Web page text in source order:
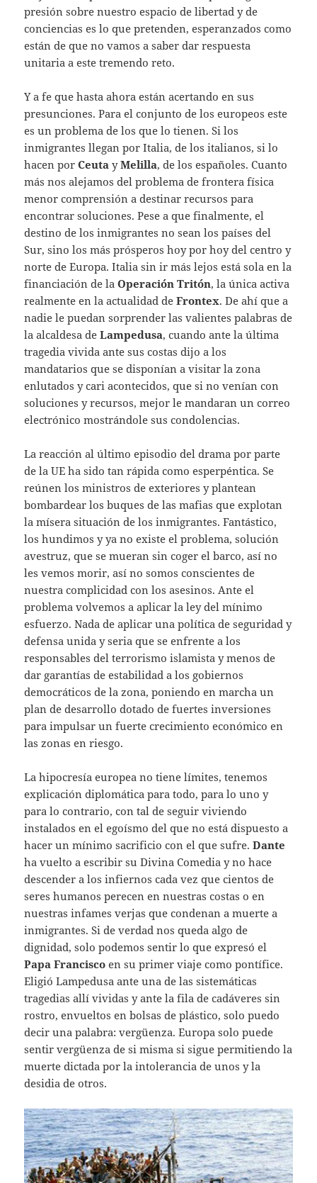
presión sobre nuestro espacio de libertad y de
conciencias es lo que pretenden, esperanzados como
están de que no vamos a saber dar respuesta
unitaria a este tremendo reto.
Y a fe que hasta ahora están acertando en sus
presunciones. Para el conjunto de los europeos este
es un problema de los que lo tienen. Si los
inmigrantes llegan por Italia, de los italianos, si lo
hacen porCeuta yMelilla, de los españoles. Cuanto
más nos alejamos del problema de frontera física
menor comprensión a destinar recursos para
encontrar soluciones. Pese a que finalmente, el
destino de los inmigrantes no sean los países del
Sur, sino los más prósperos hoy por hoy del centro y
norte de Europa. Italia sin ir más lejos está sola en la
financiación de laOperación Tritón, la única activa
realmente en la actualidad deFrontex. De ahí que a
nadie le puedan sorprender las valientes palabras de
la alcaldesa deLampedusa, cuando ante la última
tragedia vivida ante sus costas dijo a los
mandatarios que se disponían a visitar la zona
enlutados y cari acontecidos, que si no venían con
soluciones y recursos, mejor le mandaran un correo
electrónico mostrándole sus condolencias.
La reacción al último episodio del drama por parte
de la UE ha sido tan rápida como esperpéntica. Se
reúnen los ministros de exteriores y plantean
bombardear los buques de las mafias que explotan
la mísera situación de los inmigrantes. Fantástico,
los hundimos y ya no existe el problema, solución
avestruz, que se mueran sin coger el barco, así no
les vemos morir, así no somos conscientes de
nuestra complicidad con los asesinos. Ante el
problema volvemos a aplicar la ley del mínimo
esfuerzo. Nada de aplicar una política de seguridad y
defensa unida y seria que se enfrente a los
responsables del terrorismo islamista y menos de
dar garantías de estabilidad a los gobiernos
democráticos de la zona, poniendo en marcha un
plan de desarrollo dotado de fuertes inversiones
para impulsar un fuerte crecimiento económico en
las zonas en riesgo.
La hipocresía europea no tiene límites, tenemos
explicación diplomática para todo, para lo uno y
para lo contrario, con tal de seguir viviendo
instalados en el egoísmo del que no está dispuesto a
hacer un mínimo sacrificio con el que sufre.Dante
ha vuelto a escribir su Divina Comedia y no hace
descender a los infiernos cada vez que cientos de
seres humanos perecen en nuestras costas o en
nuestras infames verjas que condenan a muerte a
inmigrantes. Si de verdad nos queda algo de
dignidad, solo podemos sentir lo que expresó el
Papa Francisco en su primer viaje como pontífice.
Eligió Lampedusa ante una de las sistemáticas
tragedias allí vividas y ante la fila de cadáveres sin
rostro, envueltos en bolsas de plástico, solo puedo
decir una palabra: vergüenza. Europa solo puede
sentir vergüenza de si misma si sigue permitiendo la
muerte dictada por la intolerancia de unos y la
desidia de otros.